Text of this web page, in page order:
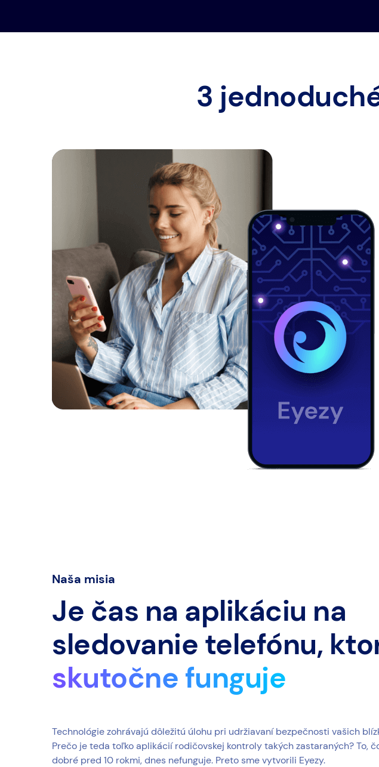
3
Naša misia
Je čas na aplikáciu na
sledovanie telefónu,
skutočne funguje
Technológie zohrávajú dôležitú úlohu pri udržiavaní bezpečnosti vašich
Prečo je teda toľko aplikácií rodičovskej kontroly takých zastaraných? To,
dobré pred 10 rokmi, dnes nefunguje. Preto sme vytvorili Eyezy.